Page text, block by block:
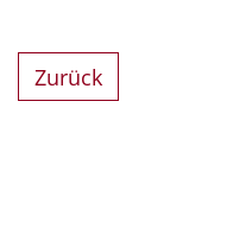
Zurück